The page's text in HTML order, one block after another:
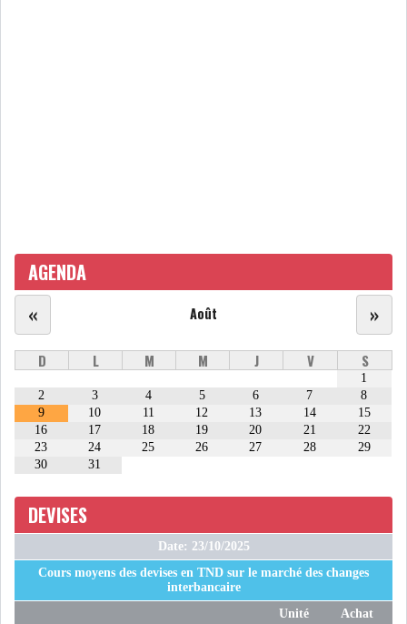
MINISTRE DE L'ÉQU...
SARRA ZAAFRANI ZENZRI
NOUVELLE CHEFFE DU...
MICHKET SLAMA KHALDI
REMPLACE SIHEM BOUG...
RSS
AGENDA
Août
« »
D L M M J V S
1
2
3 4 5 6 7
8
9
10 11 12 13 14
15
16
17 18 19 20 21
22
23
24 25 26 27 28
29
30
31
DEVISES
Date: 23/10/2025
Cours moyens des devises en TND sur le marché des changes
interbancaire
Unité
Achat